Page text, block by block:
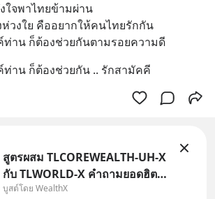
ใจพาไทยข้ามผ่าน
วงใย คืออยากให้คนไทยรักกัน
ท่าน ก็ต้องช่วยกันตามรอยความดี
ท่าน ก็ต้องช่วยกัน .. รักสามัคคี
สูตรผสม TLCOREWEALTH-UH-X
กับ TLWORLD-X คำถามยอดฮิตที่
คนใช้ WealthX ถามเข้ามา
บูสต์โดย WealthX